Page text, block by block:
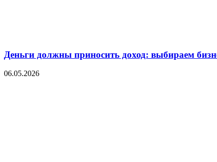
Деньги должны приносить доход: выбираем
06.05.2026